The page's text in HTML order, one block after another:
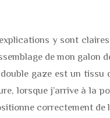
y sont
de mon
gaze est un
lorsque j’arrive à la
correctement